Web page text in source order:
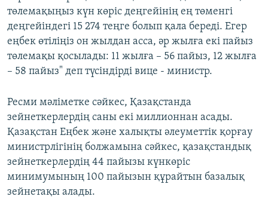
төлемақыңыз күн көріс деңгейінің ең төменгі
деңгейіндегі 15 274 теңге болып қала береді. Егер
еңбек өтіліңіз он жылдан асса, әр жылға екі пайыз
төлемақы қосылады: 11 жылға – 56 пайыз, 12 жылға
– 58 пайыз" деп түсіндірді вице - министр.
Ресми мәліметке сәйкес, Қазақстанда
зейнеткерлердің саны екі миллионнан асады.
Қазақстан Еңбек және халықты әлеуметтік қорғау
министрлігінің болжамына сәйкес, қазақстандық
зейнеткерлердің 44 пайызы күнкөріс
минимумының 100 пайызын құрайтын базалық
зейнетақы алады.